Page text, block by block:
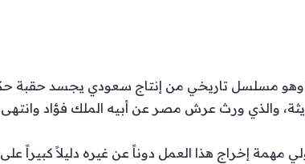
عرض هذا العمل في رمضان سنة 2007 وهو مسلسل تاريخي من إنتاج
مهمة إخراج هذا العمل دوناً عن غيره دليلاً كبيراً